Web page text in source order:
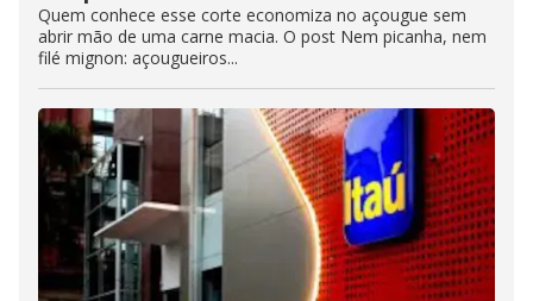
Quem conhece esse corte economiza no açougue sem
abrir mão de uma carne macia. O post Nem picanha, nem
filé mignon: açougueiros...